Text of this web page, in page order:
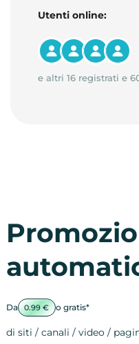
Utenti online:
e altri 16 registrati e
Da 0.99 € o gratis*
di siti / canali / video /